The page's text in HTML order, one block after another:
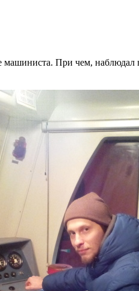
машиниста. При чем,